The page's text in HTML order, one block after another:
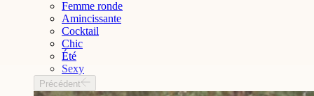
Femme ronde
Amincissante
Cocktail
Chic
Été
Sexy
Précédent